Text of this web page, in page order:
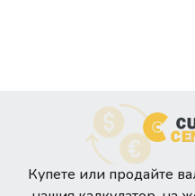
Купете или продайте